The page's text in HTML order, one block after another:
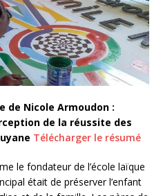
de Nicole Armoudon :
de la réussite des
Télécharger le résumé
le fondateur de l’école laïque
était de préserver l’enfant